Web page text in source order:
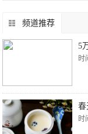
频道推荐
5
时
春
时